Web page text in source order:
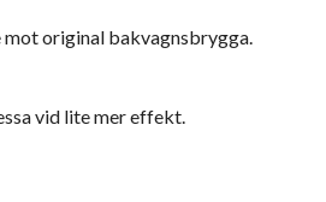
original bakvagnsbrygga.
vid lite mer effekt.